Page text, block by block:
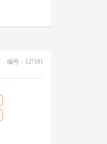
编号：127181